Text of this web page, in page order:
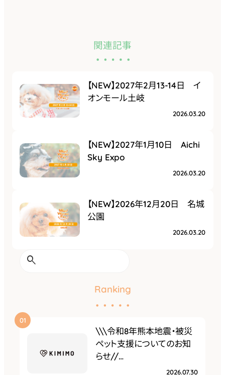
関連記事
【NEW】2027年2月13-14日 イ
オンモール土岐
2026.03.20
【NEW】2027年1月10日 Aichi
Sky Expo
2026.03.20
【NEW】2026年12月20日 名城
公園
2026.03.20
Ranking
\\\令和8年熊本地震・被災
ペット支援についてのお知
らせ//…
2026.07.30